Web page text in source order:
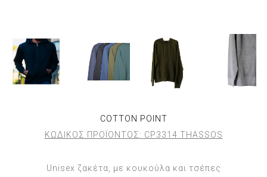
COTTON POINT
ΚΩΔΙΚΟΣ ΠΡΟΪΟΝΤΟΣ: CP3314 THASSOS
Unisex ζακέτα, με κουκούλα και τσέπες